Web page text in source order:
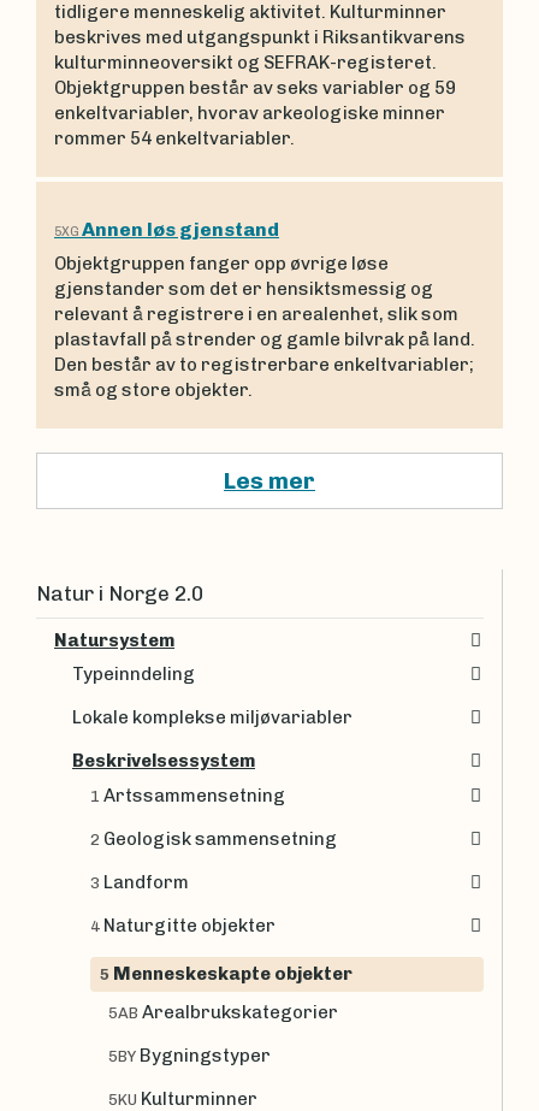
tidligere menneskelig aktivitet. Kulturminner
beskrives med utgangspunkt i Riksantikvarens
kulturminneoversikt og SEFRAK-registeret.
Objektgruppen består av seks variabler og 59
enkeltvariabler, hvorav arkeologiske minner
rommer 54 enkeltvariabler.
5XG Annen løs gjenstand
Objektgruppen fanger opp øvrige løse
gjenstander som det er hensiktsmessig og
relevant å registrere i en arealenhet, slik som
plastavfall på strender og gamle bilvrak på land.
Den består av to registrerbare enkeltvariabler;
små og store objekter.
Les mer
Natur i Norge 2.0
Natursystem
Typeinndeling
Lokale komplekse miljøvariabler
Beskrivelsessystem
1 Artssammensetning
2 Geologisk sammensetning
3 Landform
4 Naturgitte objekter
5 Menneskeskapte objekter
5AB Arealbrukskategorier
5BY Bygningstyper
5KU Kulturminner